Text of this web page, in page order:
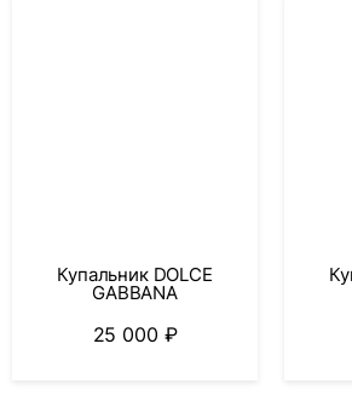
Купальник DOLCE
GABBANA
25 000 ₽